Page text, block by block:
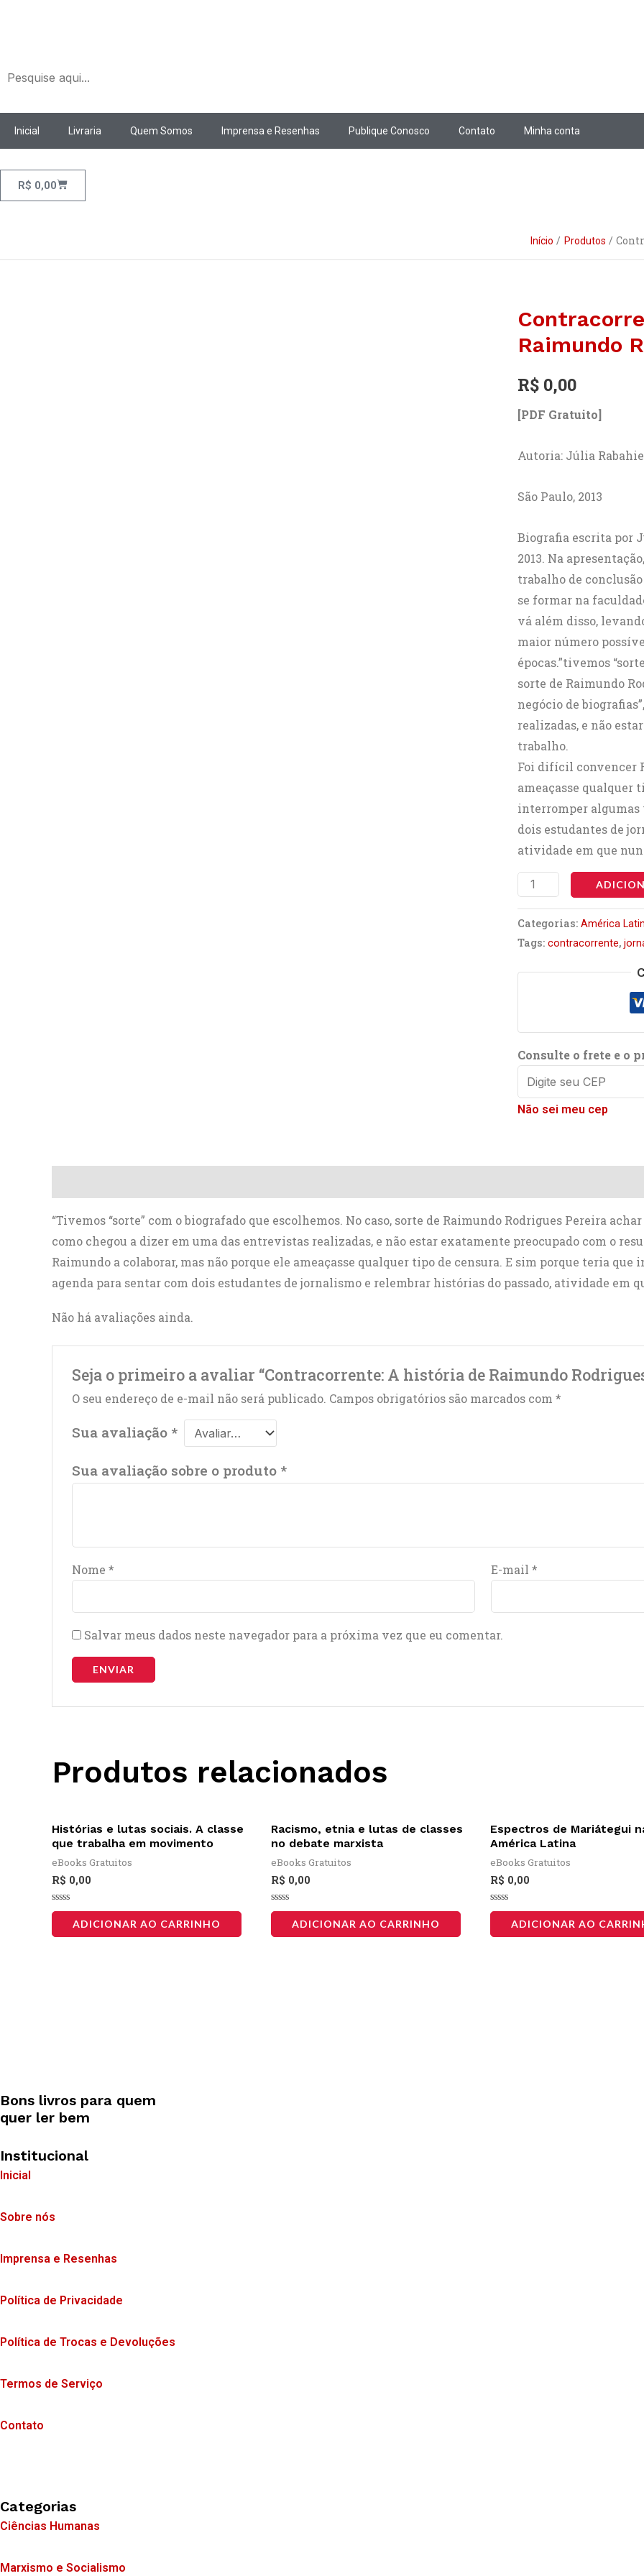
conteúdo
Inicial Livraria Quem Somos Imprensa e Resenhas Publique Conosco Contato Minha conta
R$ 0,00 Cart
Início Produtos
Raimundo
R$ 0,00
[PDF Gratuito]
Autoria: Júlia
São Paulo, 2013
Biografia escrita por
2013. Na
trabalho de
se formar na
vá além disso,
maior número
épocas.”tivemos
sorte de Raimundo
negócio de
realizadas, e não
trabalho.
Foi difícil convencer
ameaçasse qualquer
interromper algumas
dois estudantes de
atividade em que
Contracorrente:
A
de
Rodrigues
quantidade
Categorias: América
Tags: contracorrente,
Consulte o frete e o
Não sei meu cep
“Tivemos “sorte” com o biografado que escolhemos. No caso, sorte de Raimundo Rodrigues Pereira
como chegou a dizer em uma das entrevistas realizadas, e não estar exatamente preocupado com o
Raimundo a colaborar, mas não porque ele ameaçasse qualquer tipo de censura. E sim porque teria
agenda para sentar com dois estudantes de jornalismo e relembrar histórias do passado, atividade em
Não há avaliações ainda.
Seja o primeiro a avaliar “Contracorrente: A história de Raimundo
O seu endereço de e-mail não será publicado. Campos obrigatórios são marcados com *
Sua avaliação *
Sua avaliação sobre o produto *
Nome * E-mail*
Salvar meus dados neste navegador para a próxima vez que eu comentar.
Produtos relacionados
Histórias e lutas sociais. A classe
que trabalha em movimento
eBooks Gratuitos
R$ 0,00
Avaliação
5
ADICIONAR AO CARRINHO
Racismo, etnia e lutas de classes
no debate marxista
eBooks Gratuitos
R$ 0,00
Avaliação
5
ADICIONAR AO CARRINHO
Espectros de Mariátegui
América Latina
eBooks Gratuitos
R$ 0,00
Avaliação
5
ADICIONAR AO
Bons livros para quem
quer ler bem
Institucional
Inicial
Sobre nós
Imprensa e Resenhas
Política de Privacidade
Política de Trocas e Devoluções
Termos de Serviço
Contato
Categorias
Ciências Humanas
Marxismo e Socialismo